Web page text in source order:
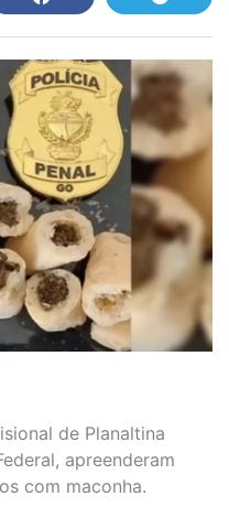
de Planaltina
apreenderam
com maconha.